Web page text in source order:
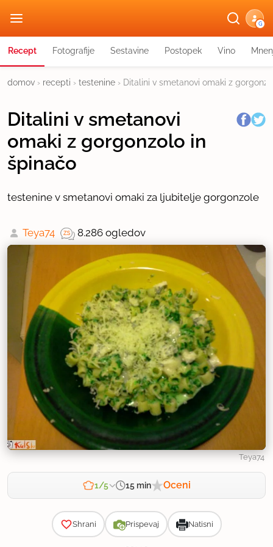
G
Recept Fotografije Sestavine Postopek Vino
domov › recepti › testenine › Ditalini v smetanovi omaki z
Ditalini v smetanovi
omaki z gorgonzolo in
špinačo
testenine v smetanovi omaki za ljubitelje gorgonzole
Teya74 8.286 ogledov
Teya74
1/5 15 min Oceni
Shrani Prispevaj Natisni